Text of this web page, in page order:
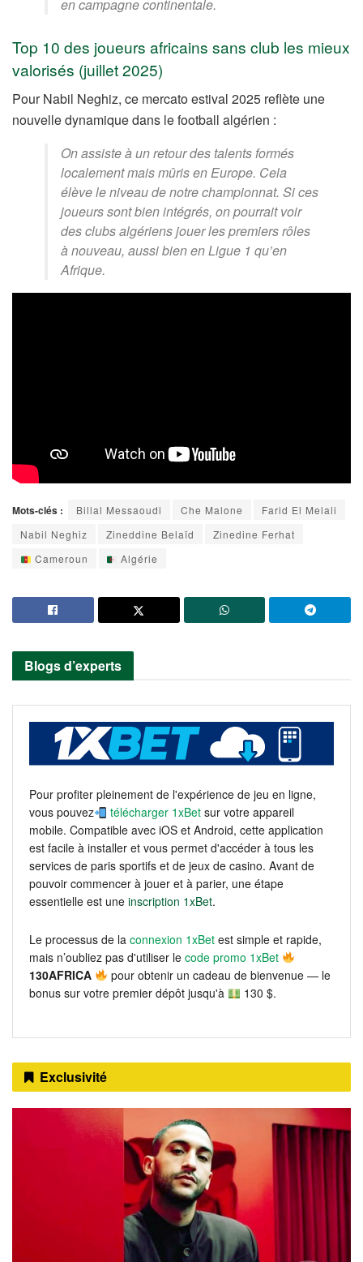
en campagne continentale.
Top 10 des joueurs africains sans club les mieux
valorisés (juillet 2025)
Pour Nabil Neghiz, ce mercato estival 2025 reflète une
nouvelle dynamique dans le football algérien :
On assiste à un retour des talents formés
localement mais mûris en Europe. Cela
élève le niveau de notre championnat. Si ces
joueurs sont bien intégrés, on pourrait voir
des clubs algériens jouer les premiers rôles
à nouveau, aussi bien en Ligue 1 qu’en
Afrique.
Mots-clés : Billal Messaoudi Che Malone
Farid El Melali
Nabil Neghiz
Zineddine Belaïd
Zinedine Ferhat
Cameroun
Algérie
Blogs d’experts
Pour profiter pleinement de l'expérience de jeu en ligne,
vous pouvez
télécharger 1xBet sur votre appareil
mobile. Compatible avec iOS et Android, cette application
est facile à installer et vous permet d'accéder à tous les
services de paris sportifs et de jeux de casino. Avant de
pouvoir commencer à jouer et à parier, une étape
essentielle est une inscription 1xBet.
Le processus de la connexion 1xBet est simple et rapide,
mais n’oubliez pas d'utiliser le code promo 1xBet
130AFRICA
pour obtenir un cadeau de bienvenue — le
bonus sur votre premier dépôt jusqu'à
130 $.
Exclusivité